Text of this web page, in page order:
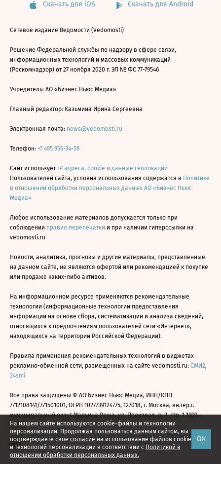
На нашем сайте используются cookie-файлы и технологии
персонализации. Продолжая пользоваться данным сайтом, вы
подтверждаете свое согласие на использование файлов cookie
и технологий персонализации в соответствии с Политикой в
отношении обработки персональных данных.
ОК
Скачать для iOS Скачать для Android
Сетевое издание Ведомости (Vedomosti)
Решение Федеральной службы по надзору в сфере связи,
информационных технологий и массовых коммуникаций
(Роскомнадзор) от 27 ноября 2020 г. ЭЛ № ФС 77-79546
Учредитель: АО «Бизнес Ньюс Медиа»
Главный редактор: Казьмина Ирина Сергеевна
Электронная почта: news@vedomosti.ru
Телефон: +7 495 956-34-58
Сайт использует IP адреса, cookie и данные геолокации
Пользователей сайта, условия использования содержатся в Политике
в отношении обработки персональных данных АО «Бизнес Ньюс
Медиа»
Любое использование материалов допускается только при
соблюдении правил перепечатки и при наличии гиперссылки на
vedomosti.ru
Новости, аналитика, прогнозы и другие материалы, представленные
на данном сайте, не являются офертой или рекомендацией к покупке
или продаже каких-либо активов.
На информационном ресурсе применяются рекомендательные
технологии (информационные технологии предоставления
информации на основе сбора, систематизации и анализа сведений,
относящихся к предпочтениям пользователей сети «Интернет»,
находящихся на территории Российской Федерации).
Правила применения рекомендательных технологий в виджетах
рекламно-обменной сети, размещенных на сайте vedomosti.ru: СМИ2,
24smi
Все права защищены © АО Бизнес Ньюс Медиа, ИНН/КПП
7712108141/771501001, ОГРН 1027739124775, 127018, г. Москва, вн.тер.г.
муниципальный округ Марьина Роща, ул. Полковая, д. 3, стр. 1 1999—
2026